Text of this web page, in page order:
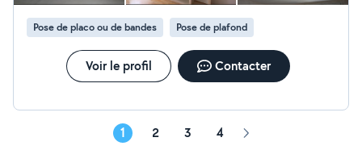
Pose de placo ou de bandes Pose de plafond
Voir le profil Contacter
1 2 3 4 Page